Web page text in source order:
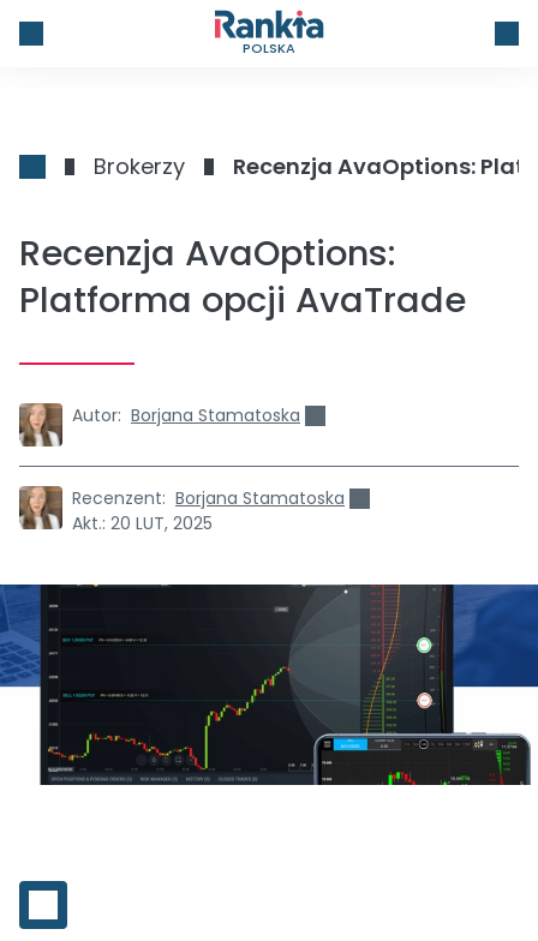
POLSKA
Brokerzy Recenzja AvaOptions:
Recenzja AvaOptions:
Platforma opcji AvaTrade
Autor: Borjana Stamatoska
Recenzent: Borjana Stamatoska
Akt.: 20 LUT, 2025